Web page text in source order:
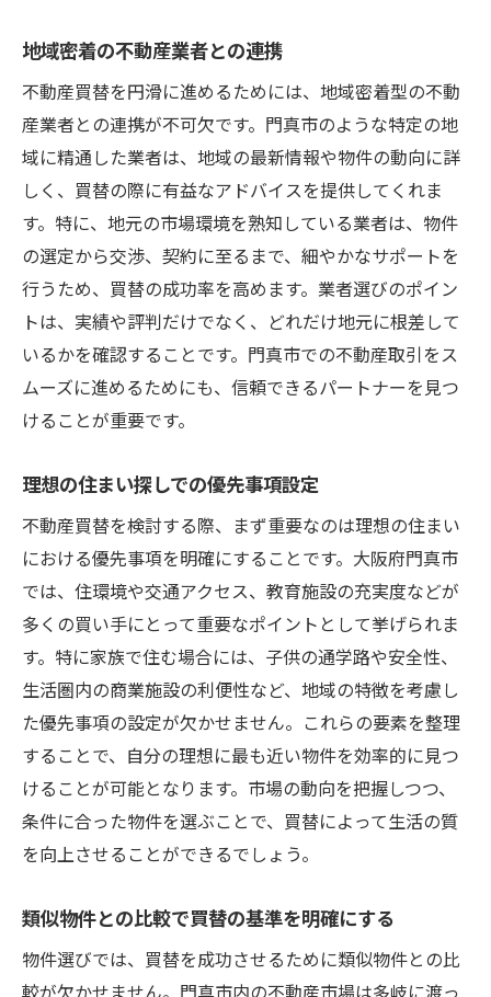
地域密着の不動産業者との連携
不動産買替を円滑に進めるためには、地域密着型の不動
産業者との連携が不可欠です。門真市のような特定の地
域に精通した業者は、地域の最新情報や物件の動向に詳
しく、買替の際に有益なアドバイスを提供してくれま
す。特に、地元の市場環境を熟知している業者は、物件
の選定から交渉、契約に至るまで、細やかなサポートを
行うため、買替の成功率を高めます。業者選びのポイン
トは、実績や評判だけでなく、どれだけ地元に根差して
いるかを確認することです。門真市での不動産取引をス
ムーズに進めるためにも、信頼できるパートナーを見つ
けることが重要です。
理想の住まい探しでの優先事項設定
不動産買替を検討する際、まず重要なのは理想の住まい
における優先事項を明確にすることです。大阪府門真市
では、住環境や交通アクセス、教育施設の充実度などが
多くの買い手にとって重要なポイントとして挙げられま
す。特に家族で住む場合には、子供の通学路や安全性、
生活圏内の商業施設の利便性など、地域の特徴を考慮し
た優先事項の設定が欠かせません。これらの要素を整理
することで、自分の理想に最も近い物件を効率的に見つ
けることが可能となります。市場の動向を把握しつつ、
条件に合った物件を選ぶことで、買替によって生活の質
を向上させることができるでしょう。
類似物件との比較で買替の基準を明確にする
物件選びでは、買替を成功させるために類似物件との比
較が欠かせません。門真市内の不動産市場は多岐に渡っ